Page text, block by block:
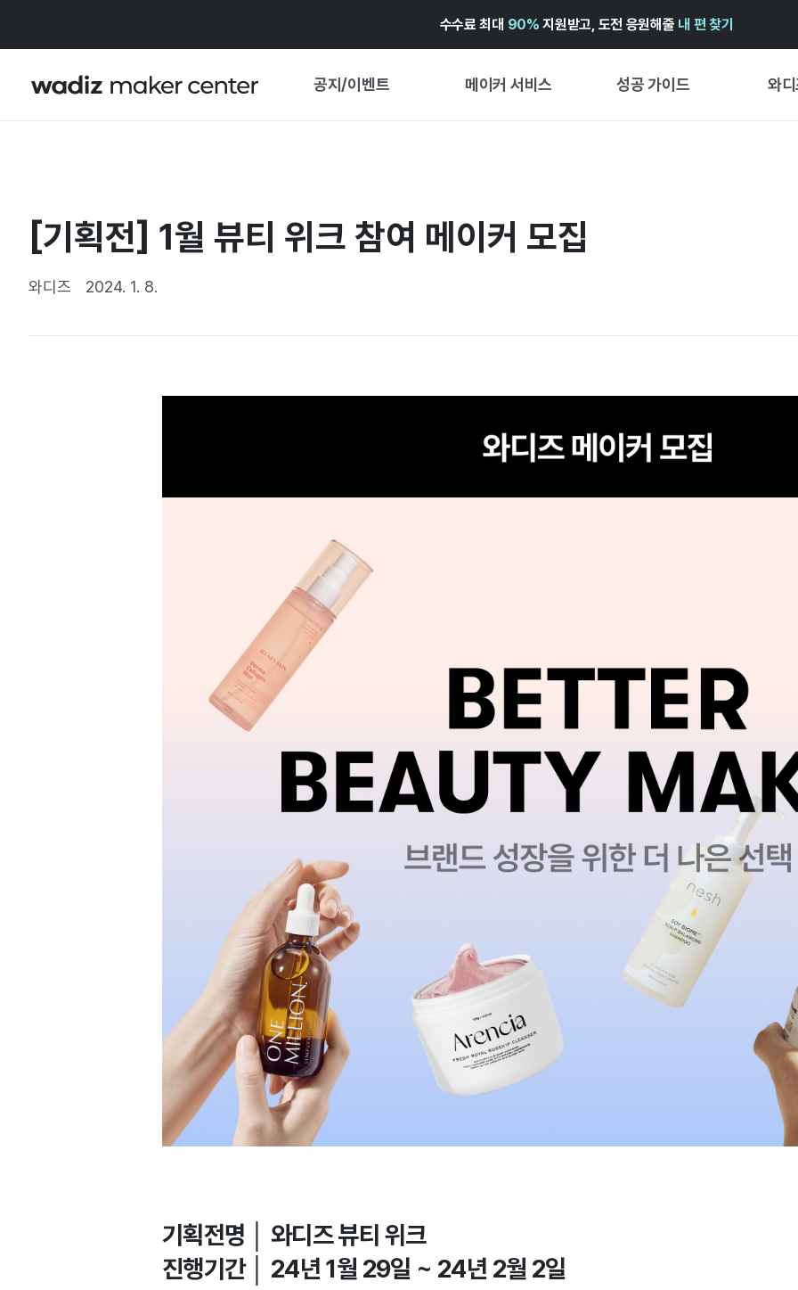
수수료 최대 90% 지원받고, 도전 응원해줄 내 편 찾기
공지/이벤트 메이커 서비스 성공 가이드 와
마이 와디즈
중요 업데이트
보도자료
기획전 캘린더
도움말센터 ↗︎
와디즈 어워즈 ↗︎
[기획전] 1월 뷰티 위크 참여 메이커 모집
와디즈 2024. 1. 8.
기획전명 │ 와디즈 뷰티 위크
진행기간 │ 24년 1월 29일 ~ 24년 2월 2일